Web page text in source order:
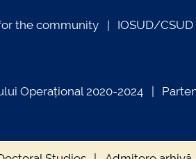
the community IOSUD/
Operațional 2020-2024